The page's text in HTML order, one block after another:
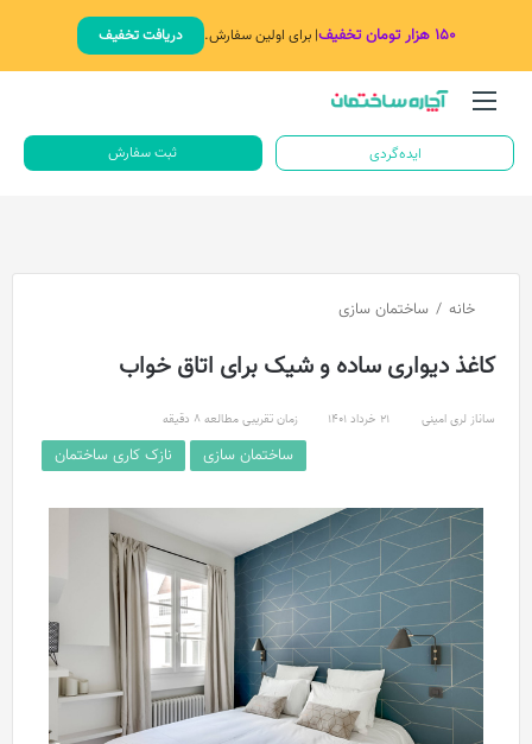
۱۵۰ هزار تومان تخفیف | برای اولین سفارش. دریافت تخفیف
ایده‌گردی ثبت سفارش
خانه / ساختمان سازی
کاغذ دیواری ساده و شیک برای اتاق خواب
ساناز لری امینی 21 خرداد 1401 زمان تقریبی مطالعه 8 دقیقه
ساختمان سازی نازک کاری ساختمان